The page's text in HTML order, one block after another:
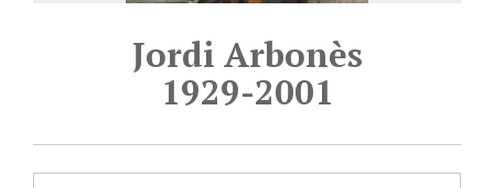
Jordi Arbonès
1929-2001